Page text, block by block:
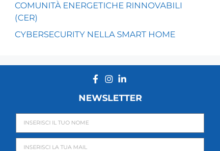
COMUNITÀ ENERGETICHE RINNOVABILI
(CER)
CYBERSECURITY NELLA SMART HOME
NEWSLETTER